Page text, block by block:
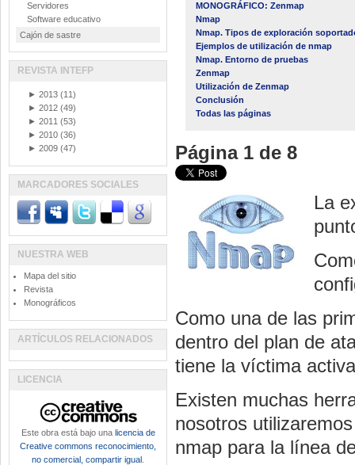
MONOGRÁFICO: Zenmap
Nmap
Nmap. Tipos de exploración
Ejemplos de utilización de nmap
Nmap. Entorno de pruebas
Zenmap
Utilización de Zenmap
Conclusión
Todas las páginas
Página 1 de 8
La
Como una de las
dentro del plan de
tiene la víctima
Existen muchas
nosotros
nmap para la línea
Servidores
Software educativo
Cajón de sastre
REVISTA INTEFP
► 2013 (11)
► 2012 (49)
► 2011 (53)
► 2010 (36)
► 2009 (47)
MARCADORES SOCIALES
NUESTRA WEB
Mapa del sitio
Revista
Monográficos
ARTÍCULOS RELACIONADOS
LICENCIA
Este obra está bajo una licencia de
Creative commons reconocimiento,
no comercial, compartir igual